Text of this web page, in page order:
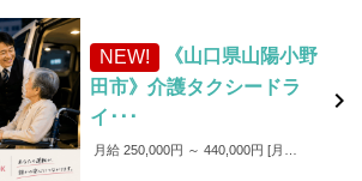
NEW!
《山口県山陽小野
田市》介護タクシードラ
イ･･･
月給 250,000円 ～ 440,000円 月給250,000円～440,000円 ■各種手当 ・家族手当（～1,000円／月） ・皆勤手当（～6,000円／月） ・無事故手当（～10,000円／月） ・愛車手当 ■賞与あり ✨入社後4カ月間は保証給制度あり！（最大25万円）
